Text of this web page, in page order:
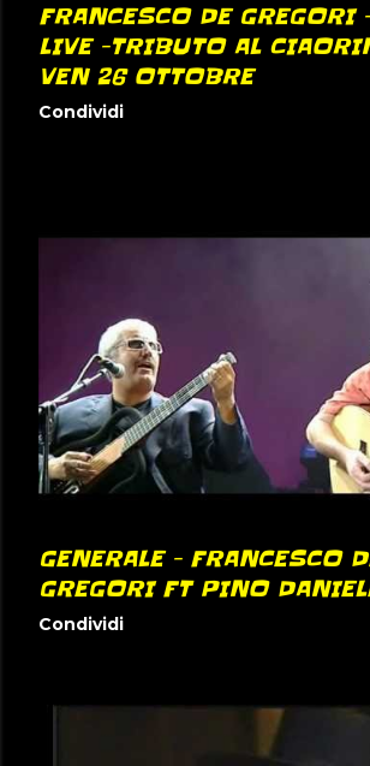
FRANCESCO DE GREGORI
LIVE -TRIBUTO AL
VEN 26 OTTOBRE
Condividi
GENERALE - FRANCESCO
GREGORI FT PINO
Condividi